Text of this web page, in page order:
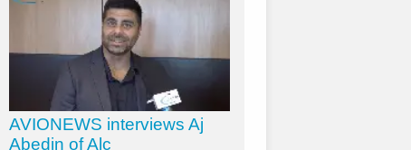
AVIONEWS interviews Aj
Abedin of Alc